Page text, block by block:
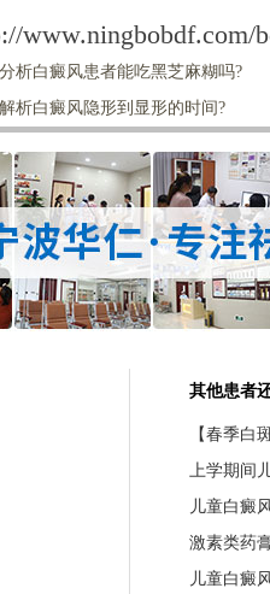
www.ningbobdf.com/
析白癜风患者能吃黑芝麻糊吗?
析白癜风隐形到显形的时间?
其他患者
【春季白
上学期间
儿童白癜
激素类药
儿童白癜